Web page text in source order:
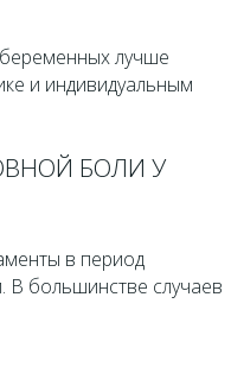
лучше
и индивидуальным
БОЛИ У
в период
В большинстве случаев